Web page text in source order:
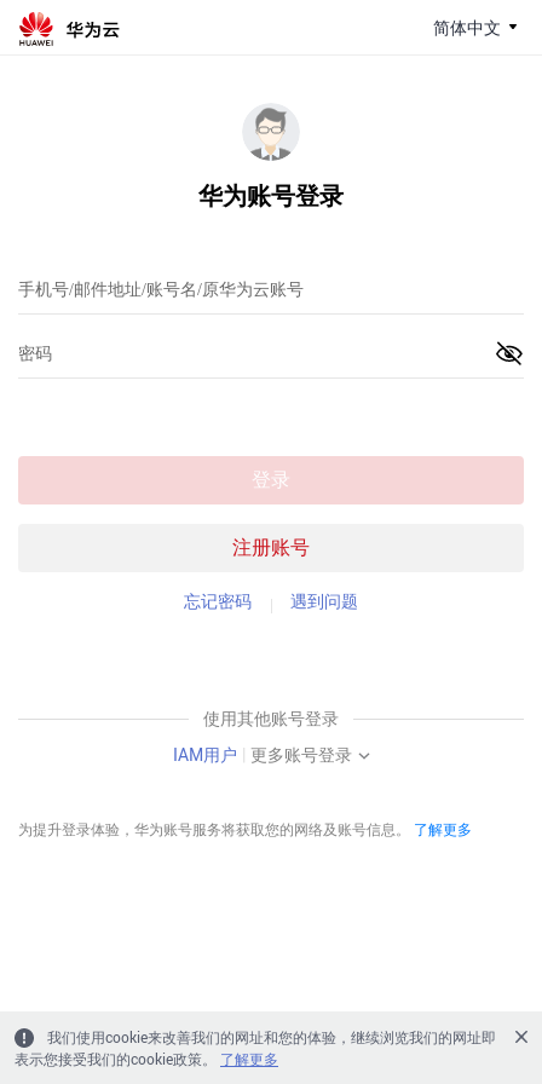
简体中文
华为账号登录
注册账号
登录
忘记密码 遇到问题
使用其他账号登录
IAM用户 | 更多账号登录
为提升登录体验，华为账号服务将获取您的网络及账号信息。 了解更多
我们使用cookie来改善我们的网址和您的体验，继续浏览我们的网址即
表示您接受我们的cookie政策。
了解更多